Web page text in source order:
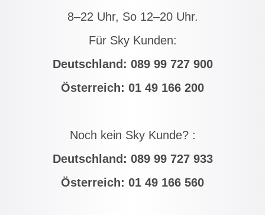
8–22 Uhr, So 12–20 Uhr.
Für Sky Kunden:
Deutschland: 089 99 727 900
Österreich: 01 49 166 200
Noch kein Sky Kunde? :
Deutschland: 089 99 727 933
Österreich: 01 49 166 560